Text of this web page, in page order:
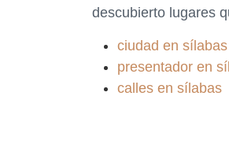
descubierto lugares
ciudad en sílabas
presentador en
calles en sílabas